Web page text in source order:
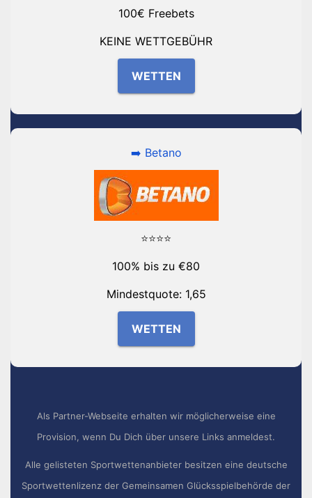
100€ Freebets
KEINE WETTGEBÜHR
WETTEN
➡️ Betano
⭐⭐⭐⭐
100% bis zu €80
Mindestquote: 1,65
WETTEN
Als Partner-Webseite erhalten wir möglicherweise eine
Provision, wenn Du Dich über unsere Links anmeldest.
Alle gelisteten Sportwettenanbieter besitzen eine deutsche
Sportwettenlizenz der Gemeinsamen Glücksspielbehörde der